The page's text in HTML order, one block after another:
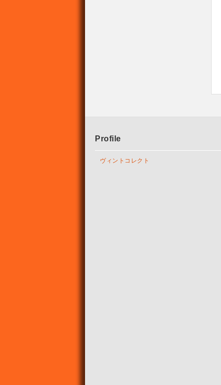
Profile
ヴィントコレクト